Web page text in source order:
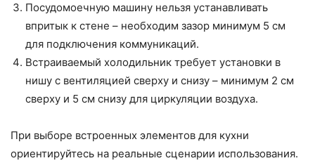
Посудомоечную машину нельзя устанавливать
впритык к стене – необходим зазор минимум 5 см
для подключения коммуникаций.
Встраиваемый холодильник требует установки в
нишу с вентиляцией сверху и снизу – минимум 2 см
сверху и 5 см снизу для циркуляции воздуха.
При выборе встроенных элементов для кухни
ориентируйтесь на реальные сценарии использования.